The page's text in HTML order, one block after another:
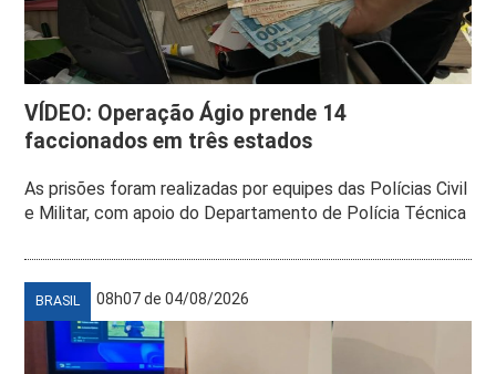
VÍDEO: Operação Ágio prende 14
faccionados em três estados
As prisões foram realizadas por equipes das Polícias Civil
e Militar, com apoio do Departamento de Polícia Técnica
BRASIL 08h07 de 04/08/2026